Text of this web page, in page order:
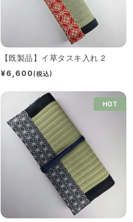
【既製品】イ草タスキ入れ 2
¥6,600(税込)
HOT